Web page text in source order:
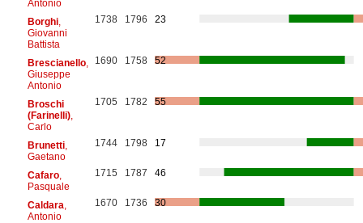
Antonio
Borghi,
Giovanni
Battista
1738 1796 23
Brescianello,
Giuseppe
Antonio
1690 1758 52
Broschi
(Farinelli),
Carlo
1705 1782 55
Brunetti,
Gaetano
1744 1798 17
Cafaro,
Pasquale
1715 1787 46
Caldara
Antonio
1670 1736 30